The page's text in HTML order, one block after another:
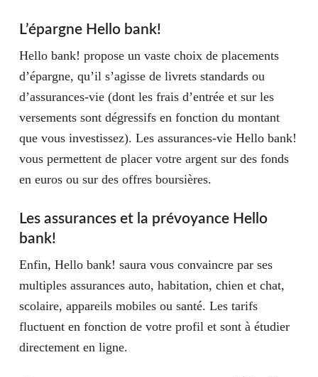
L’épargne Hello bank!
Hello bank! propose un vaste choix de placements
d’épargne, qu’il s’agisse de livrets standards ou
d’assurances-vie (dont les frais d’entrée et sur les
versements sont dégressifs en fonction du montant
que vous investissez). Les assurances-vie Hello bank!
vous permettent de placer votre argent sur des fonds
en euros ou sur des offres boursières.
Les assurances et la prévoyance Hello
bank!
Enfin, Hello bank! saura vous convaincre par ses
multiples assurances auto, habitation, chien et chat,
scolaire, appareils mobiles ou santé. Les tarifs
fluctuent en fonction de votre profil et sont à étudier
directement en ligne.